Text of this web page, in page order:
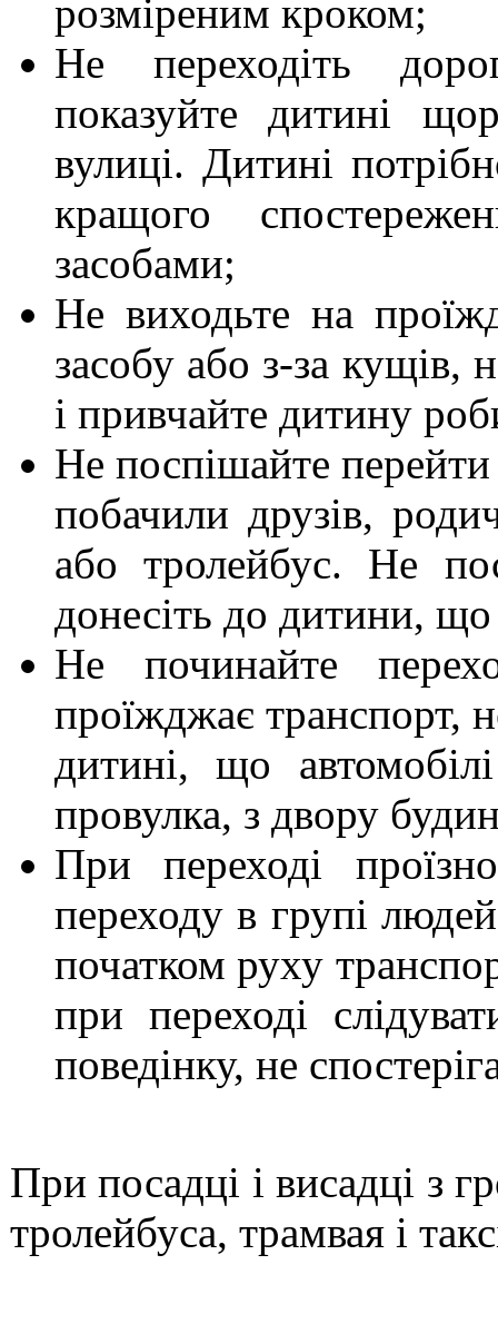
розміреним кроком;
Не переходіть
показуйте дитині
вулиці. Дитині
кращого
засобами;
Не виходьте на
засобу або з-за
і привчайте дитину
Не поспішайте
побачили друзів,
або тролейбус. Не
донесіть до дитини,
Не починайте
проїжджає транспорт,
дитині, що
провулка, з двору
При переході
переходу в групі
початком руху
при переході
поведінку, не
При посадці і висадці з
тролейбуса, трамвая і